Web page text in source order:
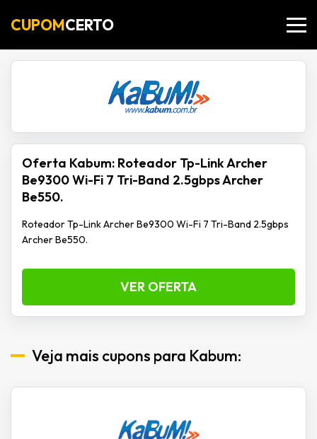
CUPOMCERTO
Oferta Kabum: Roteador Tp-Link Archer
Be9300 Wi-Fi 7 Tri-Band 2.5gbps Archer
Be550.
Roteador Tp-Link Archer Be9300 Wi-Fi 7 Tri-Band 2.5gbps
Archer Be550.
VER OFERTA
Veja mais cupons para Kabum: